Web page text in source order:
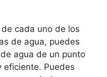
cada uno de los
de agua, puedes
agua de un punto
eficiente. Puedes